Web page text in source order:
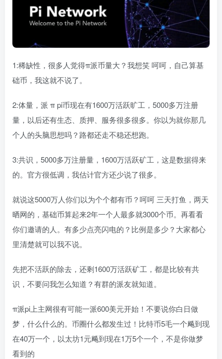
1:稀缺性，很多人觉得π派币量大？我想笑 呵呵，自己算基
础币，我这就不说了。
2:体量，派 π pi币现在有1600万活跃旷工，5000多万注册
量，以后还有生态、质押、服务很多很多。你以为就你那几
个人的头脑思想吗？路都还走不稳还想跑。
3:共识，5000多万注册量，1600万活跃矿工，这是数据得来
的。官方很低调，我估计官方还少说了很多。
就说这5000万人你们以为个个都有币？呵呵 三天打鱼，两天
晒网的，基础币算起来2年一个人最多就3000个币。再看看
你们邀请的人。有多少点亮闪电的？比例是多少？大家都心
里清楚就可以我不说。
先把不活跃的除去，还剩1600万活跃矿工，都是比较有共
识，不要问我怎么知道？有群的派友就知道。
π派pi上主网很有可能一派600美元开始！不要说你白日做
梦，什么什么的。币圈什么都发生过！比特币5毛一个飚到现
在40万一个，以太坊1元飚到现在1万5个一个，不是你做梦
看到的